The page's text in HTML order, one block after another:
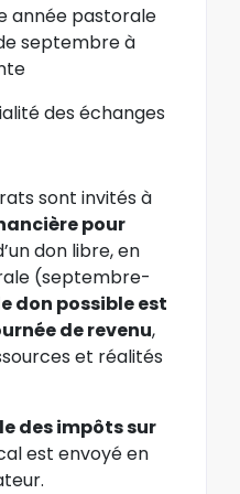
année pastorale
septembre à
des échanges
sont invités à
pour
don libre, en
(septembre-
don possible est
de revenu,
et réalités
des impôts sur
est envoyé en